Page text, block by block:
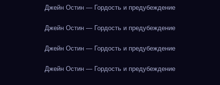
Джейн Остин — Гордость и предубеждение
Джейн Остин — Гордость и предубеждение
Джейн Остин — Гордость и предубеждение
Джейн Остин — Гордость и предубеждение